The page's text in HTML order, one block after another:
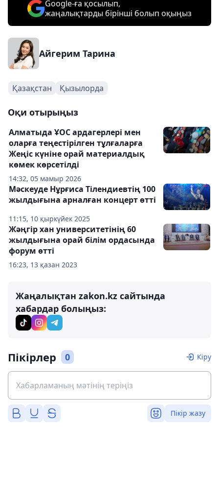
Google-ға қосылып,
жаңалықтарды бірінші болып оқыңыз
Айгерим Тарина
Қазақстан Қызылорда
Оқи отырыңыз
14:32, 05 мамыр 2026
Алматыда ҰОС ардагерлері мен
оларға теңестірілген тұлғаларға
Жеңіс күніне орай материалдық
көмек көрсетілді
11:15, 10 қыркүйек 2025
Мәскеуде Нұрғиса Тілендиевтің 100
жылдығына арналған концерт өтті
16:23, 13 қазан 2023
Жәңгір хан университетінің 60
жылдығына орай білім ордасында
форум өтті
Жаңалықтан zakon.kz сайтында
хабардар болыңыз:
Пікірлер 0 Кіру
Пікір жазу